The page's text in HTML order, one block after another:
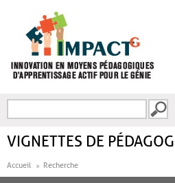
FORMULAIRE DE
VIGNETTES DE
Accueil Recherche